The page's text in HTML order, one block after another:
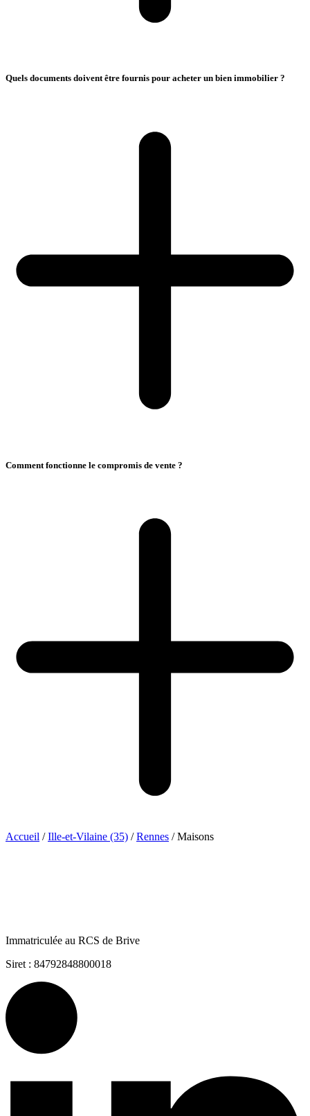
Quels documents doivent être fournis pour acheter un bien immobilier ?
Comment fonctionne le compromis de vente ?
Accueil / Ille-et-Vilaine (35) / Rennes / Maisons
Immatriculée au RCS de Brive
Siret : 84792848800018